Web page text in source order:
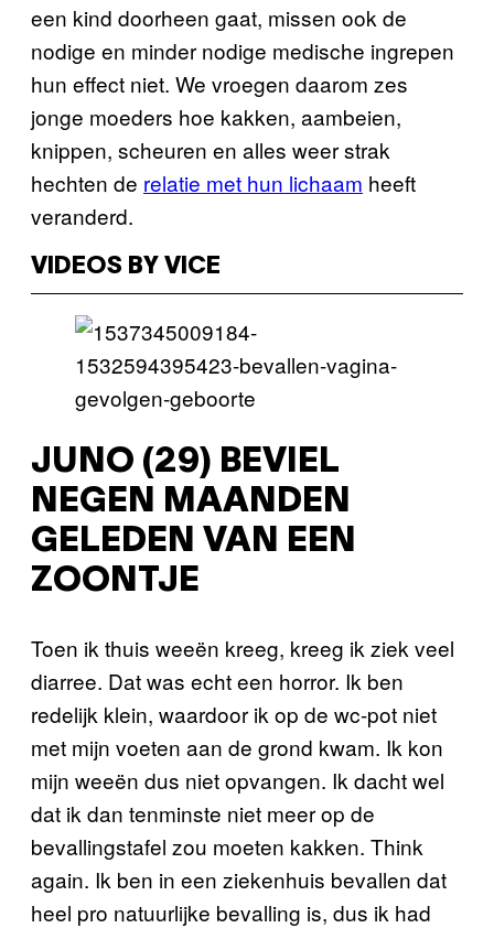
een kind doorheen gaat, missen ook de
nodige en minder nodige medische ingrepen
hun effect niet. We vroegen daarom zes
jonge moeders hoe kakken, aambeien,
knippen, scheuren en alles weer strak
hechten de relatie met hun lichaam heeft
veranderd.
VIDEOS BY VICE
JUNO (29) BEVIEL
NEGEN MAANDEN
GELEDEN VAN EEN
ZOONTJE
Toen ik thuis weeën kreeg, kreeg ik ziek veel
diarree. Dat was echt een horror. Ik ben
redelijk klein, waardoor ik op de wc-pot niet
met mijn voeten aan de grond kwam. Ik kon
mijn weeën dus niet opvangen. Ik dacht wel
dat ik dan tenminste niet meer op de
bevallingstafel zou moeten kakken. Think
again. Ik ben in een ziekenhuis bevallen dat
heel pro natuurlijke bevalling is, dus ik had